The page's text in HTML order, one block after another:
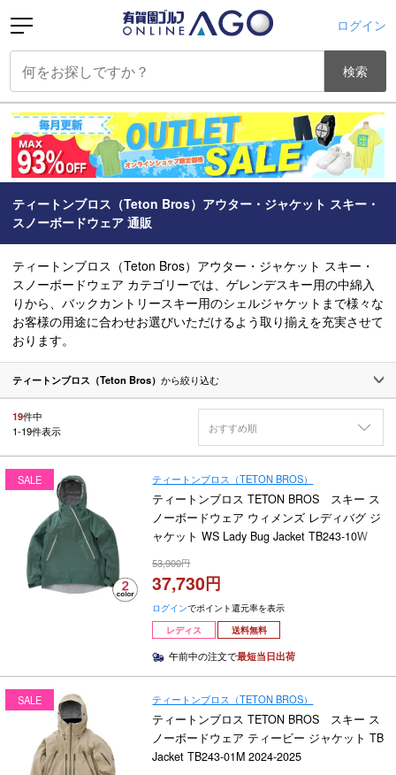
ログイン
検索
ティートンブロス（Teton Bros）アウター・ジャケット スキー・
スノーボードウェア 通販
ティートンブロス（Teton Bros）アウター・ジャケット スキー・
スノーボードウェア カテゴリーでは、ゲレンデスキー用の中綿入
りから、バックカントリースキー用のシェルジャケットまで様々な
お客様の用途に合わせお選びいただけるよう取り揃えを充実させて
おります。
ティートンブロス（Teton Bros） から絞り込む
19件中
1-19件表示 おすすめ順
SALE ティートンブロス（TETON BROS）
ティートンブロス TETON BROS スキー ス
ノーボードウェア ウィメンズ レディバグ ジ
ャケット WS Lady Bug Jacket TB243-10W
53,900
37,730
ログインでポイント還元率を表示
レディス
送料無料
午前中の注文で最短当日出荷
SALE ティートンブロス（TETON BROS）
ティートンブロス TETON BROS スキー ス
ノーボードウェア ティービー ジャケット TB
Jacket TB243-01M 2024-2025